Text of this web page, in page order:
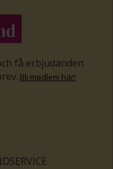
få erbjudanden
. Bli medlem här!